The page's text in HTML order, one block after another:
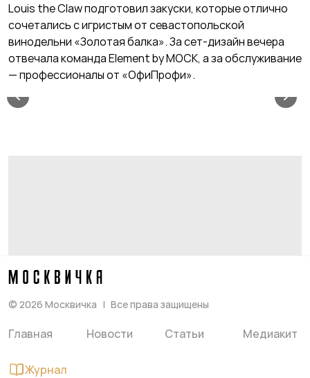
Louis the Claw подготовил закуски, которые отлично
сочетались с игристым от севастопольской
винодельни «Золотая балка». За сет-дизайн вечера
отвечала команда Element by МОСК, а за обслуживание
— профессионалы от «ОфиПрофи».
© 2026 Москвичка Все права защищены
Главная Новости Статьи Медиакит
Журнал